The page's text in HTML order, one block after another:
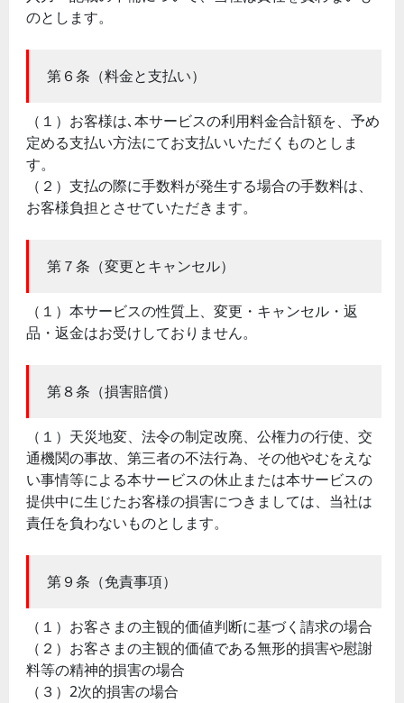
のとします。
第６条（料金と支払い）
（１）お客様は､本サービスの利用料金合計額を、予め
定める支払い方法にてお支払いいただくものとしま
す。
（２）支払の際に手数料が発生する場合の手数料は、
お客様負担とさせていただきます。
第７条（変更とキャンセル）
（１）本サービスの性質上、変更・キャンセル・返
品・返金はお受けしておりません。
第８条（損害賠償）
（１）天災地変、法令の制定改廃、公権力の行使、交
通機関の事故、第三者の不法行為、その他やむをえな
い事情等による本サービスの休止または本サービスの
提供中に生じたお客様の損害につきましては、当社は
責任を負わないものとします。
第９条（免責事項）
（１）お客さまの主観的価値判断に基づく請求の場合
（２）お客さまの主観的価値である無形的損害や慰謝
料等の精神的損害の場合
（３）2次的損害の場合